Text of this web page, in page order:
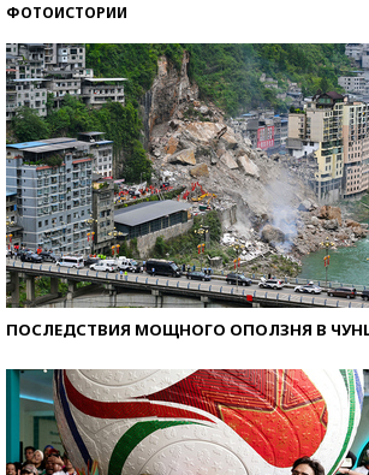
ФОТОИСТОРИИ
ПОСЛЕДСТВИЯ МОЩНОГО ОПОЛЗНЯ В